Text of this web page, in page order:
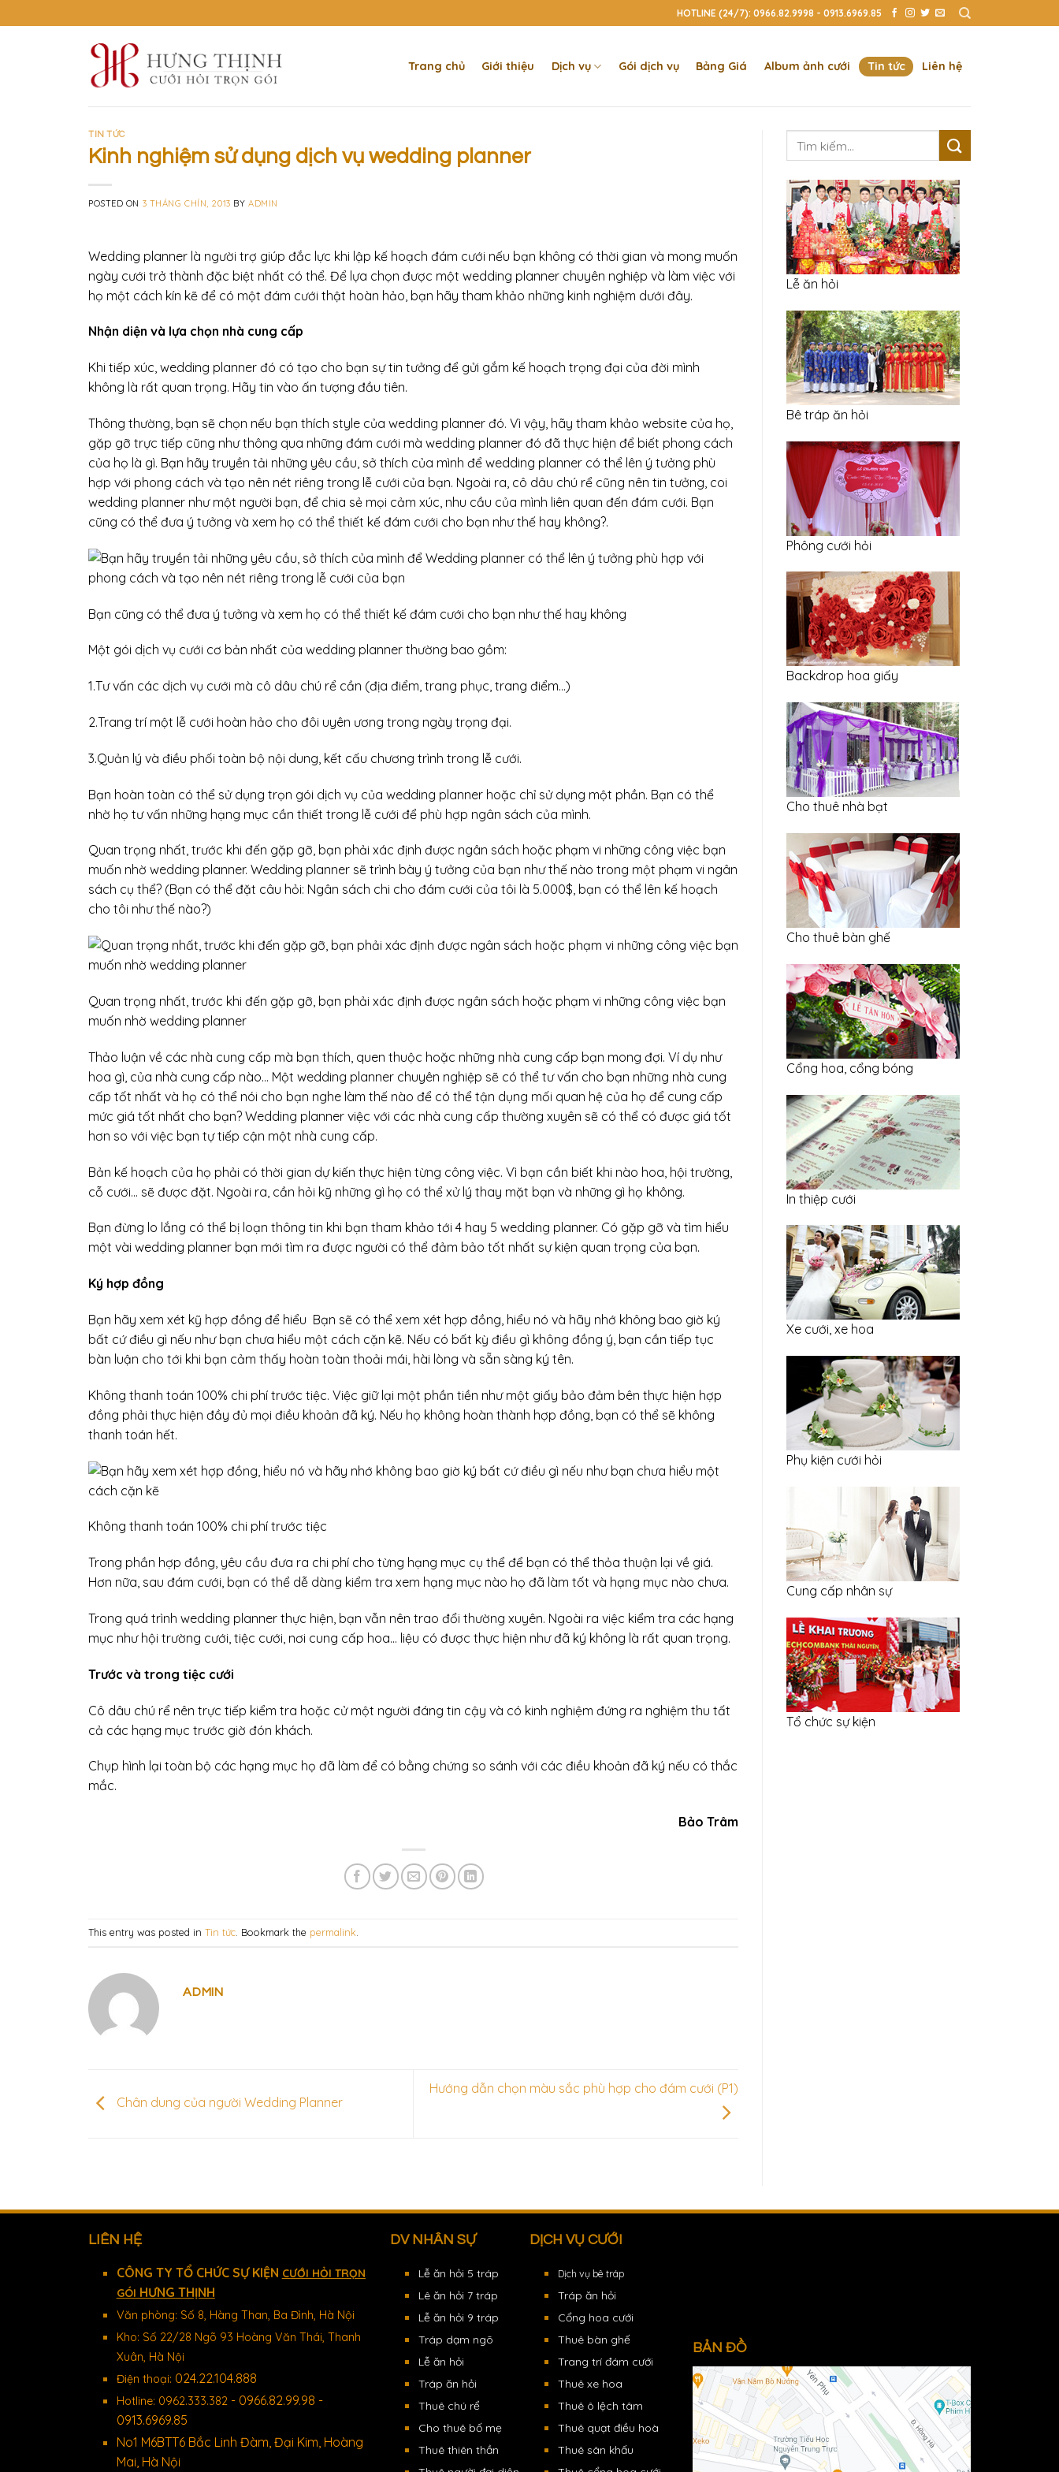
to
HOTLINE (24/7): 0966.82.9998 - 0913.6969.85
Trang chủ Giới thiệu Dịch vụ Gói dịch vụ Bảng Giá Album ảnh cưới Tin tức Liên hệ
TIN TỨC
Kinh nghiệm sử dụng dịch vụ wedding planner
POSTED ON 3 THÁNG CHÍN, 2013 BY ADMIN
Wedding planner là người trợ giúp đắc lực khi lập kế hoạch đám cưới nếu bạn không có thời gian và mong muốn
ngày cưới trở thành đặc biệt nhất có thể. Để lựa chọn được một wedding planner chuyên nghiệp và làm việc với
họ một cách kín kẽ để có một đám cưới thật hoàn hảo, bạn hãy tham khảo những kinh nghiệm dưới đây.
Nhận diện và lựa chọn nhà cung cấp
Khi tiếp xúc, wedding planner đó có tạo cho bạn sự tin tưởng để gửi gắm kế hoạch trọng đại của đời mình
không là rất quan trọng. Hãy tin vào ấn tượng đầu tiên.
Thông thường, bạn sẽ chọn nếu bạn thích style của wedding planner đó. Vì vậy, hãy tham khảo website của họ,
gặp gỡ trực tiếp cũng như thông qua những đám cưới mà wedding planner đó đã thực hiện để biết phong cách
của họ là gì. Bạn hãy truyền tải những yêu cầu, sở thích của mình để wedding planner có thể lên ý tưởng phù
hợp với phong cách và tạo nên nét riêng trong lễ cưới của bạn. Ngoài ra, cô dâu chú rể cũng nên tin tưởng, coi
wedding planner như một người bạn, để chia sẻ mọi cảm xúc, nhu cầu của mình liên quan đến đám cưới. Bạn
cũng có thể đưa ý tưởng và xem họ có thể thiết kế đám cưới cho bạn như thế hay không?.
Bạn cũng có thể đưa ý tưởng và xem họ có thể thiết kế đám cưới cho bạn như thế hay không
Một gói dịch vụ cưới cơ bản nhất của wedding planner thường bao gồm:
1.Tư vấn các dịch vụ cưới mà cô dâu chú rể cần (địa điểm, trang phục, trang điểm…)
2.Trang trí một lễ cưới hoàn hảo cho đôi uyên ương trong ngày trọng đại.
3.Quản lý và điều phối toàn bộ nội dung, kết cấu chương trình trong lễ cưới.
Bạn hoàn toàn có thể sử dụng trọn gói dịch vụ của wedding planner hoặc chỉ sử dụng một phần. Bạn có thể
nhờ họ tư vấn những hạng mục cần thiết trong lễ cưới để phù hợp ngân sách của mình.
Quan trọng nhất, trước khi đến gặp gỡ, bạn phải xác định được ngân sách hoặc phạm vi những công việc bạn
muốn nhờ wedding planner. Wedding planner sẽ trình bày ý tưởng của bạn như thế nào trong một phạm vi ngân
sách cụ thể? (Bạn có thể đặt câu hỏi: Ngân sách chi cho đám cưới của tôi là 5.000$, bạn có thể lên kế hoạch
cho tôi như thế nào?)
Quan trọng nhất, trước khi đến gặp gỡ, bạn phải xác định được ngân sách hoặc phạm vi những công việc bạn
muốn nhờ wedding planner
Thảo luận về các nhà cung cấp mà bạn thích, quen thuộc hoặc những nhà cung cấp bạn mong đợi. Ví dụ như
hoa gì, của nhà cung cấp nào… Một wedding planner chuyên nghiệp sẽ có thể tư vấn cho bạn những nhà cung
cấp tốt nhất và họ có thể nói cho bạn nghe làm thế nào để có thể tận dụng mối quan hệ của họ để cung cấp
mức giá tốt nhất cho bạn? Wedding planner việc với các nhà cung cấp thường xuyên sẽ có thể có được giá tốt
hơn so với việc bạn tự tiếp cận một nhà cung cấp.
Bản kế hoạch của họ phải có thời gian dự kiến thực hiện từng công việc. Vì bạn cần biết khi nào hoa, hội trường,
cỗ cưới… sẽ được đặt. Ngoài ra, cần hỏi kỹ những gì họ có thể xử lý thay mặt bạn và những gì họ không.
Bạn đừng lo lắng có thể bị loạn thông tin khi bạn tham khảo tới 4 hay 5 wedding planner. Có gặp gỡ và tìm hiểu
một vài wedding planner bạn mới tìm ra được người có thể đảm bảo tốt nhất sự kiện quan trọng của bạn.
Ký hợp đồng
Bạn hãy xem xét kỹ hợp đồng để hiểu Bạn sẽ có thể xem xét hợp đồng, hiểu nó và hãy nhớ không bao giờ ký
bất cứ điều gì nếu như bạn chưa hiểu một cách cặn kẽ. Nếu có bất kỳ điều gì không đồng ý, bạn cần tiếp tục
bàn luận cho tới khi bạn cảm thấy hoàn toàn thoải mái, hài lòng và sẵn sàng ký tên.
Không thanh toán 100% chi phí trước tiệc. Việc giữ lại một phần tiền như một giấy bảo đảm bên thực hiện hợp
đồng phải thực hiện đầy đủ mọi điều khoản đã ký. Nếu họ không hoàn thành hợp đồng, bạn có thể sẽ không
thanh toán hết.
Không thanh toán 100% chi phí trước tiệc
Trong phần hợp đồng, yêu cầu đưa ra chi phí cho từng hạng mục cụ thể để bạn có thể thỏa thuận lại về giá.
Hơn nữa, sau đám cưới, bạn có thể dễ dàng kiểm tra xem hạng mục nào họ đã làm tốt và hạng mục nào chưa.
Trong quá trình wedding planner thực hiện, bạn vẫn nên trao đổi thường xuyên. Ngoài ra việc kiểm tra các hạng
mục như hội trường cưới, tiệc cưới, nơi cung cấp hoa… liệu có được thực hiện như đã ký không là rất quan trọng.
Trước và trong tiệc cưới
Cô dâu chú rể nên trực tiếp kiểm tra hoặc cử một người đáng tin cậy và có kinh nghiệm đứng ra nghiệm thu tất
cả các hạng mục trước giờ đón khách.
Chụp hình lại toàn bộ các hạng mục họ đã làm để có bằng chứng so sánh với các điều khoản đã ký nếu có thắc
mắc.
Bảo Trâm
This entry was posted in Tin tức. Bookmark the permalink.
ADMIN
Chân dung của người Wedding Planner
Hướng dẫn chọn màu sắc phù hợp cho đám cưới (P1)
Lễ ăn hỏi
Bê tráp ăn hỏi
Phông cưới hỏi
Backdrop hoa giấy
Cho thuê nhà bạt
Cho thuê bàn ghế
Cổng hoa, cổng bóng
In thiệp cưới
Xe cưới, xe hoa
Phụ kiện cưới hỏi
Cung cấp nhân sự
Tổ chức sự kiện
LIÊN HỆ
CÔNG TY TỔ CHỨC SỰ KIỆN CƯỚI HỎI TRỌN
GÓI HƯNG THỊNH
Văn phòng: Số 8, Hàng Than, Ba Đình, Hà Nội
Kho: Số 22/28 Ngõ 93 Hoàng Văn Thái, Thanh
Xuân, Hà Nội
Điện thoại: 024.22.104.888
Hotline: 0962.333.382 - 0966.82.99.98 -
0913.6969.85
No1 M6BTT6 Bắc Linh Đàm, Đại Kim, Hoàng
Mai, Hà Nội
DV NHÂN SỰ
Lễ ăn hỏi 5 tráp
Lê ăn hỏi 7 tráp
Lễ ăn hỏi 9 tráp
Tráp dạm ngõ
Lễ ăn hỏi
Tráp ăn hỏi
Thuê chú rể
Cho thuê bố mẹ
Thuê thiên thần
DỊCH VỤ CƯỚI
Dịch vụ bê tráp
Tráp ăn hỏi
Cổng hoa cưới
Thuê bàn ghế
Trang trí đám cưới
Thuê xe hoa
Thuê ô lệch tâm
Thuê quạt điều hoà
Thuê sân khấu
BẢN ĐỒ